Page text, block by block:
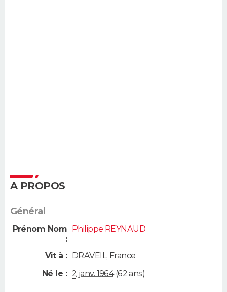
A PROPOS
Général
Prénom Nom
:
Philippe REYNAUD
Vit à : DRAVEIL, France
Né le : 2 janv. 1964(62 ans)